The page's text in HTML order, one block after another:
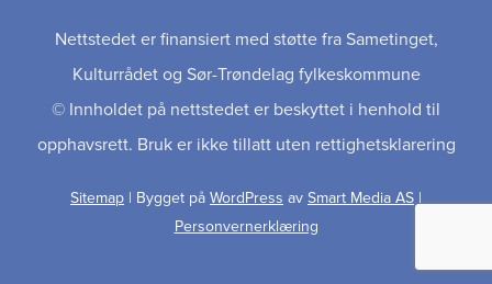
Nettstedet er finansiert med støtte fra Sametinget,
Kulturrådet og Sør-Trøndelag fylkeskommune
© Innholdet på nettstedet er beskyttet i henhold til
opphavsrett. Bruk er ikke tillatt uten rettighetsklarering
Sitemap | Bygget på WordPress av Smart Media AS |
Personvernerklæring